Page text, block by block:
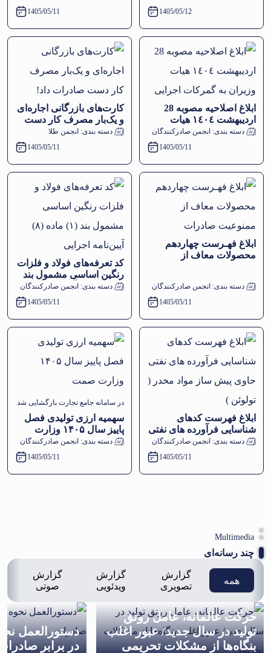
1405/05/12
1405/05/11
ابلاغ اصلاحیه مصوبه 28
اردیبهشت ١٤٠٤ هیات
وزیران به گمرکات اجرایی
دسته بندی: انجمن صادرکنندگان
1405/05/11
کارت‌های بازرگانی اجاره‌ای
و یک‌بار مصرف کار دست
صادرات داد!
دسته بندی: انجمن طلا
1405/05/11
ابلاغ فهـرست چهاردهم
محصولات معاف از
دسته بندی: انجمن صادرکنندگان
1405/05/11
کد تعرفه‌های فولاد و فلزات
رنگین اساسی مشمول بند
(١) ماده (٨) آیین‌نامه اجرایی
دسته بندی: انجمن صادرکنندگان
1405/05/11
ابلاغ فهرست کدهای
شناسایی فرآورده های نفتی
حاوی پیش ساز مواد مخدر (
دسته بندی: انجمن صادرکنندگان
1405/05/11
در سامانه جامع تجارت بازگشایی شد
سهمیه ارزی تولیدی فصل
پاییز سال ۱۴۰۵ وزارت
صمتدسته بندی: انجمن صادرکنندگان
1405/05/11
Multimedia
چند رسانه‌ای
همه
گزارش
تصویری
گزارش
ویدئویی
گزارش
صوتی
حرکت عالمانه، عامل رونق
تولید در سال جدید/ عبور اغلب
بنگاه‌ها از مشکلات تحریمی
دستورالعمل
در برابر